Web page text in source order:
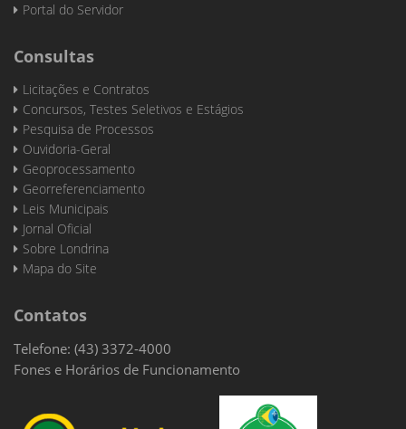
Portal do Servidor
Consultas
Licitações e Contratos
Concursos, Testes Seletivos e Estágios
Pesquisa de Processos
Ouvidoria-Geral
Geoprocessamento
Georreferenciamento
Leis Municipais
Jornal Oficial
Sobre Londrina
Mapa do Site
Contatos
Telefone: (43) 3372-4000
Fones e Horários de Funcionamento